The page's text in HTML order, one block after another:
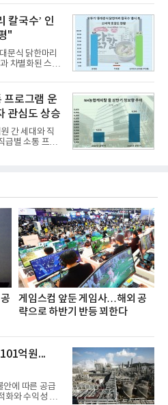
경 모델로, ▲정
적인 디자인 ▲
제원 ▲글로벌
시에 높인 주
적용 등을 통해
세웠다.아반떼
지 파워트레인
칼국수’ 인
"
문식 닭한마리
차별화된 스토
상을 뛰어넘는
첫 선을 보인 지
파하는 성과를
국의 닭한마리
수 비율을 완성
육수에 마늘의
어들면서도 쫄
프로그램 운
관심도 상승
간 세대와 직
급별 소통 프로
＊가 공동 주관
농협캐피탈 MZ
여조직으로, 조
한 다양한 활동
향력을 조직전
게임스컴 앞둔 게임사…해외 공
략으로 하반기 반등 꾀한다
억원...
안에 따른 공급
화와 수익성 중